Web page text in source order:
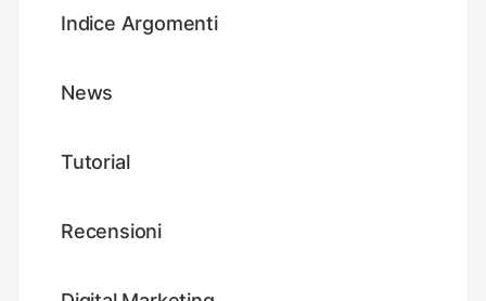
Indice Argomenti
News
Tutorial
Recensioni